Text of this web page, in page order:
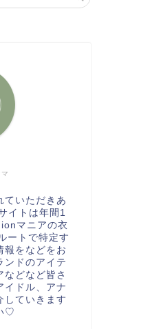
ていただきあ
イトは年間1
マニアの衣
ートで特定す
報をなどをお
ンドのアイテ
などなど皆さ
イドル、アナ
していきます
♡